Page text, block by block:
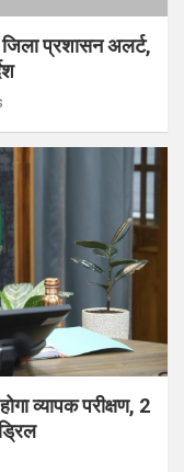
जिला प्रशासन अलर्ट,
व्यापक परीक्षण, 2